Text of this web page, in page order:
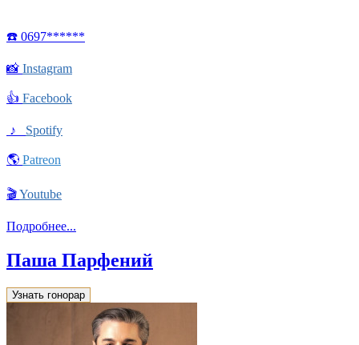
☎️ 0697******
📸 Instagram
👍 Facebook
♪ Spotify
🌎 Patreon
🎬Youtube
Подробнее...
Паша Парфений
Узнать гонорар